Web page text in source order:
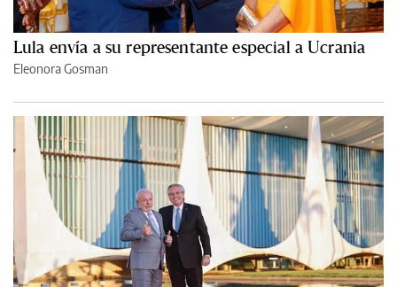
Lula envía a su representante especial a Ucrania
Eleonora Gosman